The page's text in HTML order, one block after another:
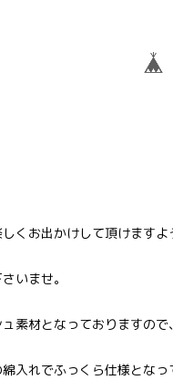
くお出かけして頂けますよ
いませ。
素材となっておりますので、
入れでふっくら仕様となっ